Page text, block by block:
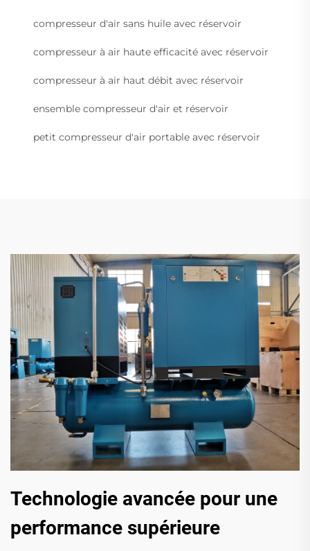
compresseur d'air sans huile avec réservoir
compresseur à air haute efficacité avec réservoir
compresseur à air haut débit avec réservoir
ensemble compresseur d'air et réservoir
petit compresseur d'air portable avec réservoir
Technologie avancée pour une
performance supérieure